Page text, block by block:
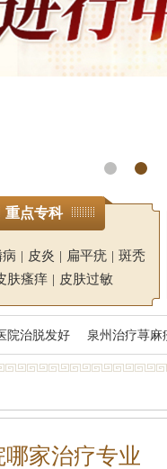
重点专科
| 皮炎 | 扁平疣 | 斑秃
肤瘙痒 | 皮肤过敏
院治脱发好 泉州治疗荨麻
家治疗专业